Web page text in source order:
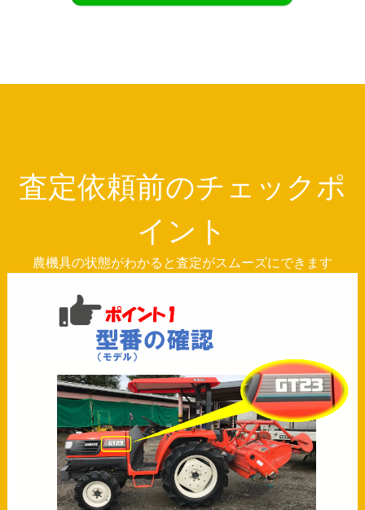
査定依頼前のチェックポ
イント
農機具の状態がわかると査定がスムーズにできます